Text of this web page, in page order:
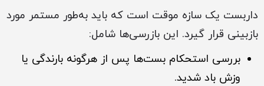
داربست یک سازه موقت است که باید به‌طور مستمر مورد
بازبینی قرار گیرد. این بازرسی‌ها شامل:
بررسی استحکام بست‌ها پس از هرگونه بارندگی یا
وزش باد شدید.